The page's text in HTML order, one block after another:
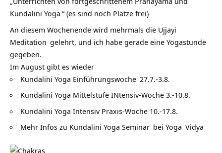
Kundalini Yoga “ (es sind noch Plätze frei)
An diesem Wochenende wird mehrmals die Ujjayi
Meditation gelehrt, und ich habe gerade eine Yogastunde
gegeben.
Im August gibt es wieder
Kundalini Yoga Einführungswoche 27.7.-3.8.
Kundalini Yoga Mittelstufe INtensiv-Woche 3.-10.8.
Kundalini Yoga Intensiv Praxis-Woche 10.-17.8.
Mehr Infos zu Kundalini Yoga Seminar bei Yoga Vidya